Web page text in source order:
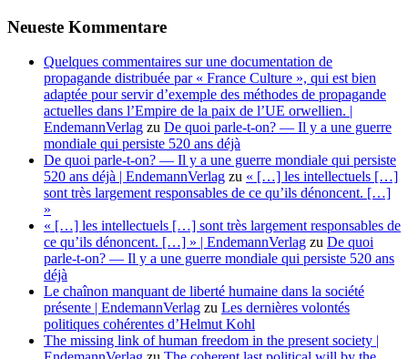
Neueste Kommentare
Quelques commentaires sur une documentation de
propagande distribuée par « France Culture », qui est bien
adaptée pour servir d’exemple des méthodes de propagande
actuelles dans l’Empire de la paix de l’UE orwellien. |
EndemannVerlag zu De quoi parle-t-on? — Il y a une guerre
mondiale qui persiste 520 ans déjà
De quoi parle-t-on? — Il y a une guerre mondiale qui persiste
520 ans déjà | EndemannVerlag zu « […] les intellectuels […]
sont très largement responsables de ce qu’ils dénoncent. […]
»
« […] les intellectuels […] sont très largement responsables de
ce qu’ils dénoncent. […] » | EndemannVerlag zu De quoi
parle-t-on? — Il y a une guerre mondiale qui persiste 520 ans
déjà
Le chaînon manquant de liberté humaine dans la société
présente | EndemannVerlag zu Les dernières volontés
politiques cohérentes d’Helmut Kohl
The missing link of human freedom in the present society |